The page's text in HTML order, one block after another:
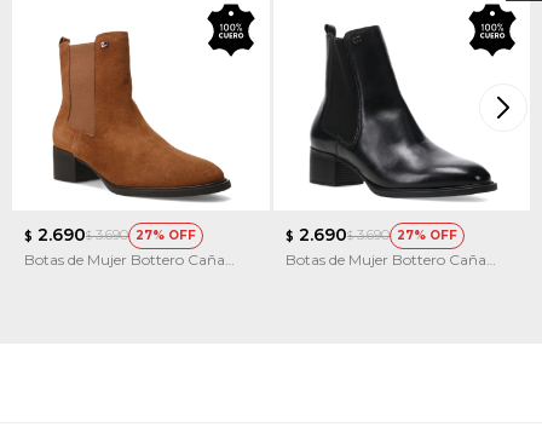
$ 2.690$ 3.690 27
Botas de Mujer Bottero Caña
$ 2.690$ 3.690 27
Botas de Mujer Bottero Caña